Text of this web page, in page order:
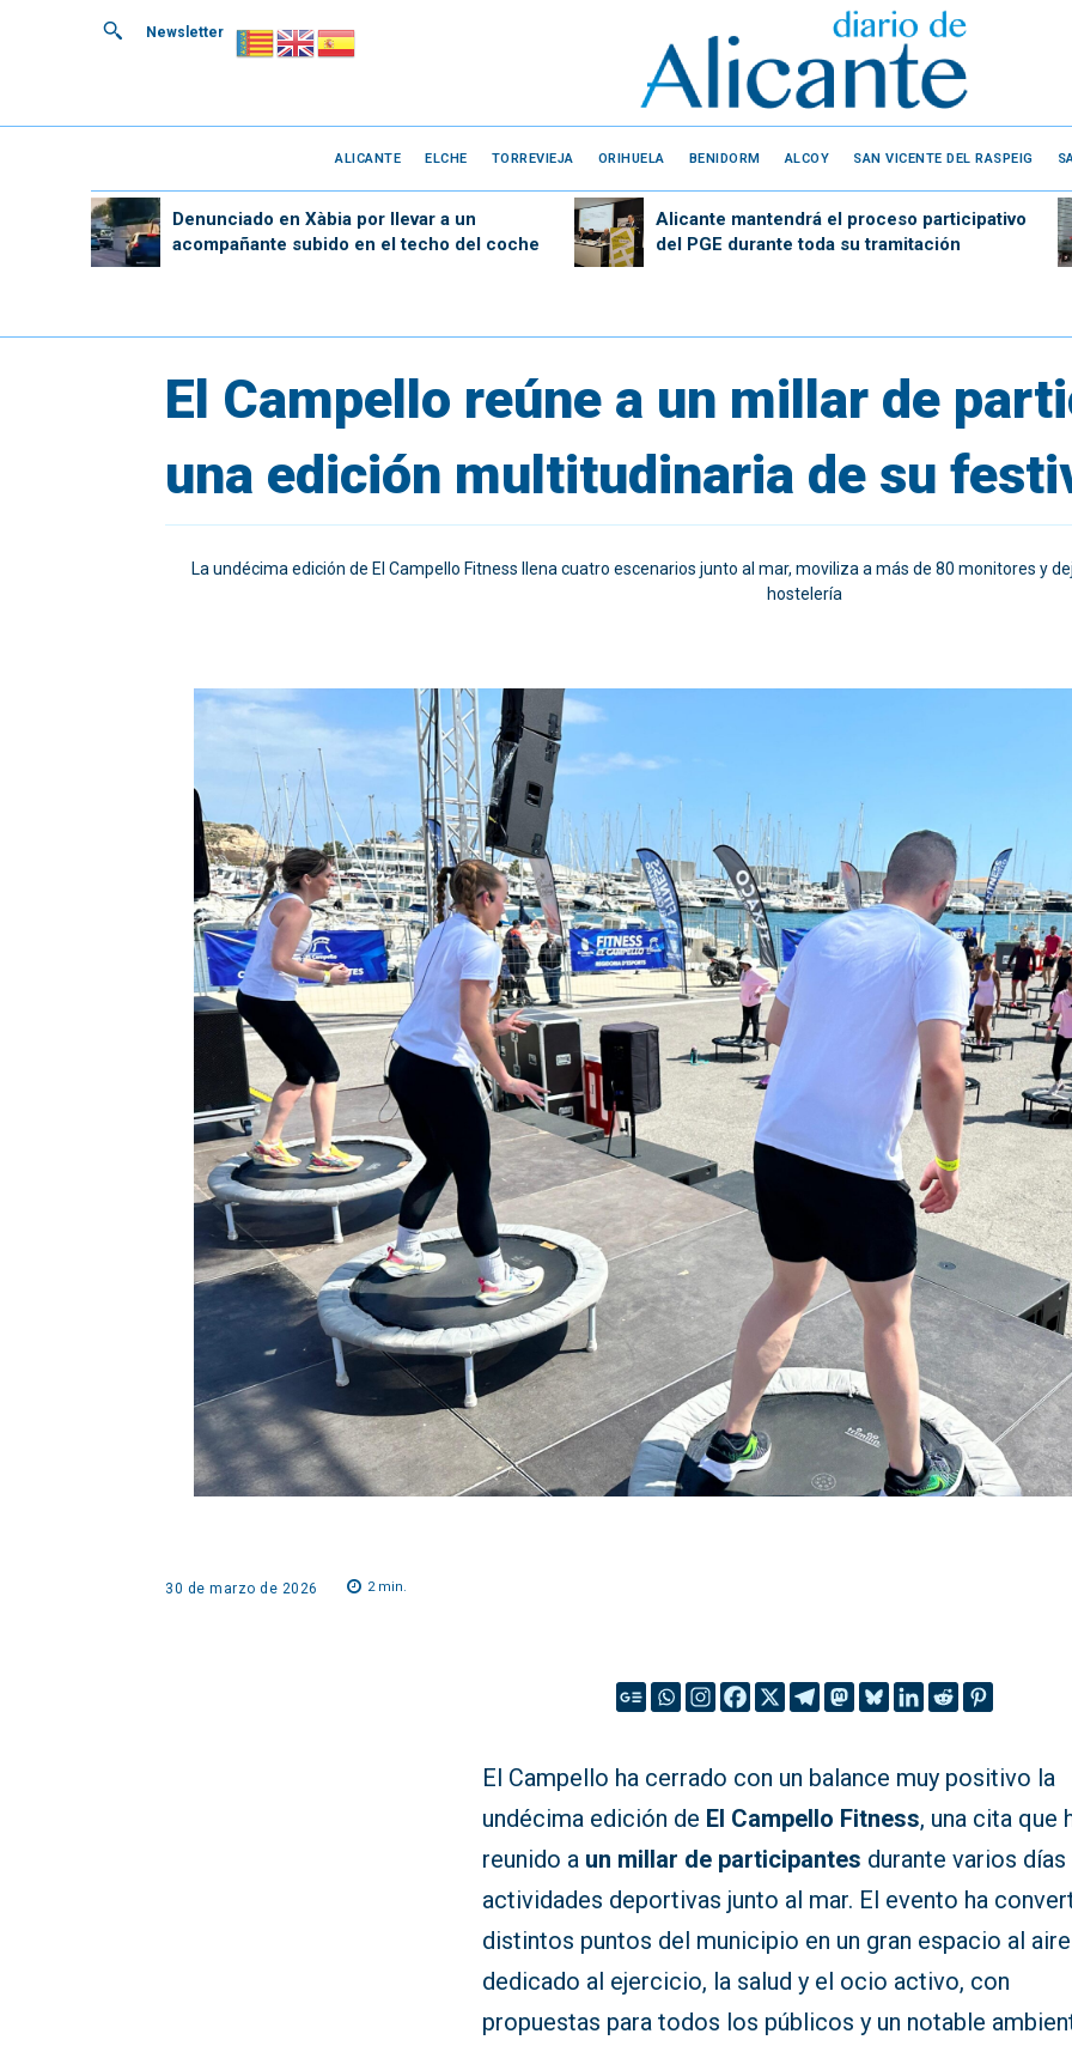
Newsletter
ALICANTE ELCHE TORREVIEJA ORIHUELA BENIDORM ALCOY SAN VICENTE DEL RASPEIG
Denunciado en Xàbia por llevar a un
acompañante subido en el techo del coche
Alicante mantendrá el proceso participativo
del PGE durante toda su tramitación
El Campello reúne a un millar de
una edición multitudinaria de su
La undécima edición de El Campello Fitness llena cuatro escenarios junto al mar, moviliza a más de 80 monitores y
hostelería
30 de marzo de 2026 2min.
El Campello ha cerrado con un balance muy positivo la
undécima edición de El Campello Fitness, una cita que
reunido a un millar de participantes durante varios días
actividades deportivas junto al mar. El evento ha
distintos puntos del municipio en un gran espacio al
dedicado al ejercicio, la salud y el ocio activo, con
propuestas para todos los públicos y un notable